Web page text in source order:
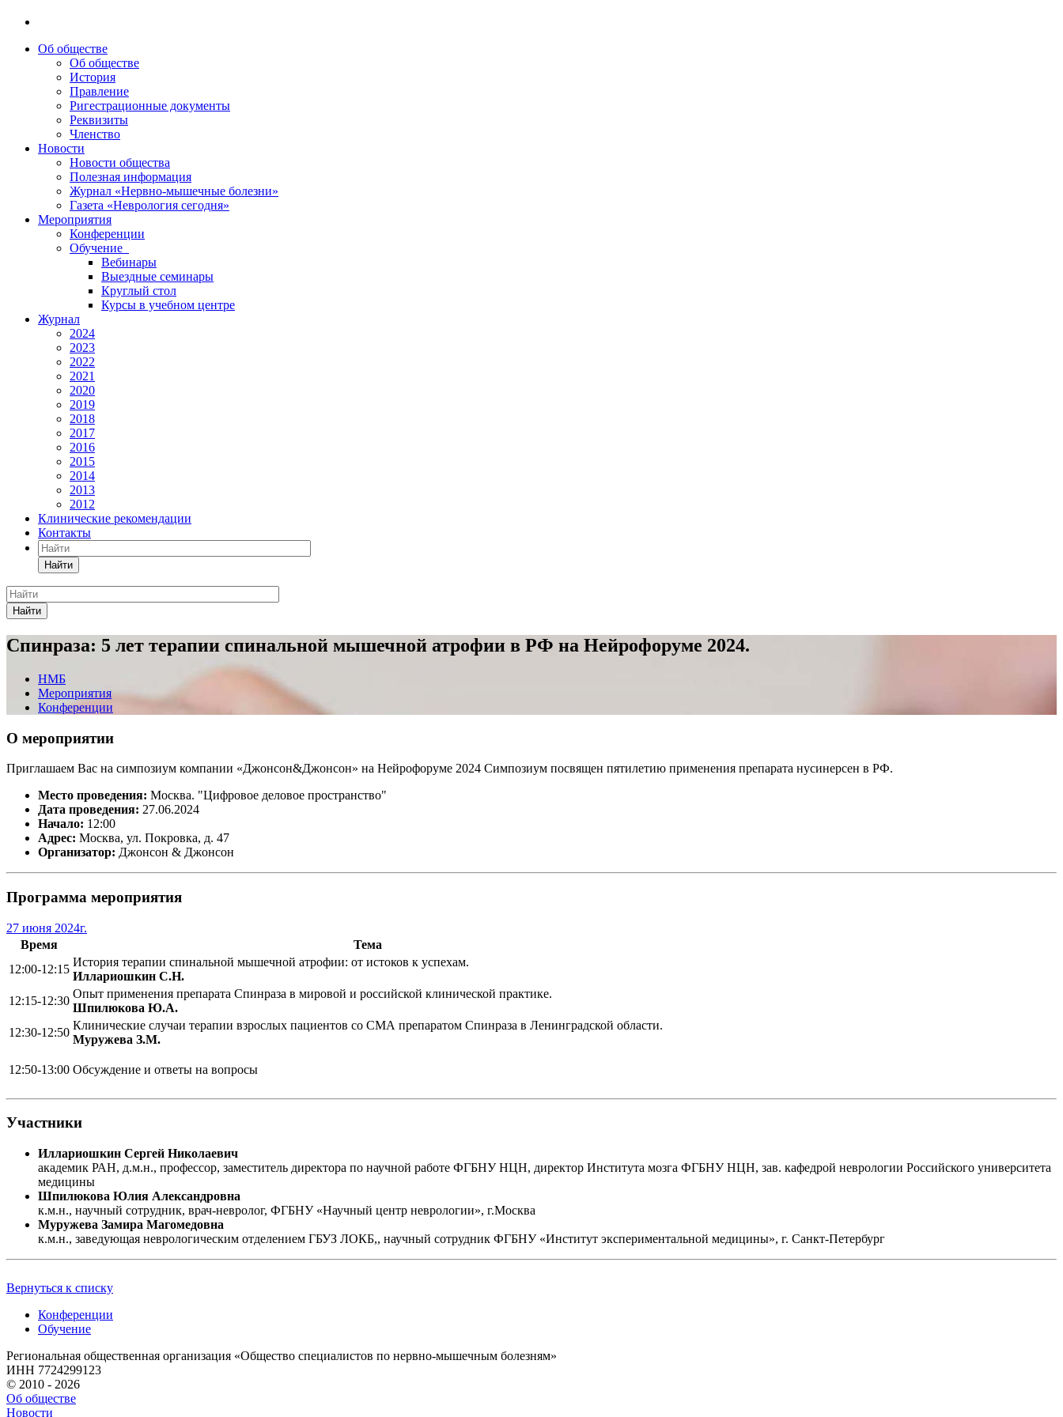
Об обществе
Об обществе
История
Правление
Ригестрационные документы
Реквизиты
Членство
Новости
Новости общества
Полезная информация
Журнал «Нервно-мышечные болезни»
Газета «Неврология сегодня»
Мероприятия
Конференции
Обучение
Вебинары
Выездные семинары
Круглый стол
Курсы в учебном центре
Журнал
2024
2023
2022
2021
2020
2019
2018
2017
2016
2015
2014
2013
2012
Клинические рекомендации
Контакты
Найти
Найти
Спинраза: 5 лет терапии спинальной мышечной атрофии в РФ на Нейрофоруме 2024.
НМБ
Мероприятия
Конференции
О мероприятии
Приглашаем Вас на симпозиум компании «Джонсон&Джонсон» на Нейрофоруме 2024 Симпозиум посвящен пятилетию применения препарата нусинерсен в РФ.
Место проведения: Москва. "Цифровое деловое пространство"
Дата проведения: 27.06.2024
Начало: 12:00
Адрес: Москва, ул. Покровка, д. 47
Организатор: Джонсон & Джонсон
Программа мероприятия
27 июня 2024г.
Время
Тема
12:00-12:15
История терапии спинальной мышечной атрофии: от истоков к успехам.
Иллариошкин С.Н.
12:15-12:30
Опыт применения препарата Спинраза в мировой и российской клинической практике.
Шпилюкова Ю.А.
12:30-12:50
Клинические случаи терапии взрослых пациентов со СМА препаратом Спинраза в Ленинградской области.
Муружева З.М.
12:50-13:00 Обсуждение и ответы на вопросы
Участники
Иллариошкин Сергей Николаевич
академик РАН, д.м.н., профессор, заместитель директора по научной работе ФГБНУ НЦН, директор Института мозга ФГБНУ НЦН, зав. кафедрой неврологии Российского университета
медицины
Шпилюкова Юлия Александровна
к.м.н., научный сотрудник, врач-невролог, ФГБНУ «Научный центр неврологии», г.Москва
Муружева Замира Магомедовна
к.м.н., заведующая неврологическим отделением ГБУЗ ЛОКБ,, научный сотрудник ФГБНУ «Институт экспериментальной медицины», г. Санкт-Петербург
Вернуться к списку
Конференции
Обучение
Региональная общественная организация «Общество специалистов по нервно-мышечным болезням»
ИНН 7724299123
© 2010 - 2026
Об обществе
Новости